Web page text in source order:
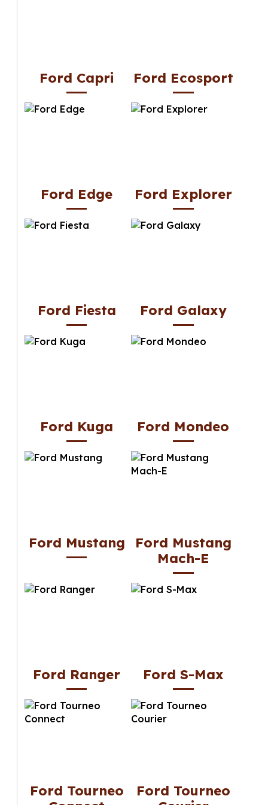
Ford Capri Ford Ecosport
Ford Edge Ford Explorer
Ford Fiesta Ford Galaxy
Ford Kuga Ford Mondeo
Ford Mustang
Ford Mustang
Mach-E
Ford Ranger Ford S-Max
Ford Tourneo
Ford Tourneo